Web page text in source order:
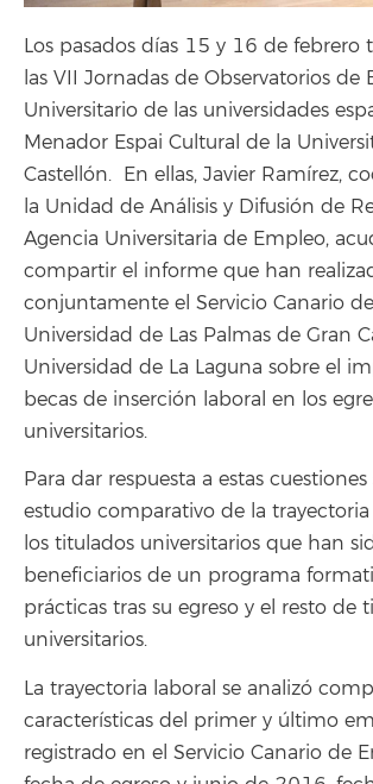
Los pasados días 15 y 16 de febrero
las VII Jornadas de Observatorios de
Universitario de las universidades
Menador Espai Cultural de la
Castellón. En ellas, Javier Ramírez,
la Unidad de Análisis y Difusión de
Agencia Universitaria de Empleo,
compartir el informe que han
conjuntamente el Servicio Canario
Universidad de Las Palmas de Gran
Universidad de La Laguna sobre el
becas de inserción laboral en los
universitarios.
Para dar respuesta a estas
estudio comparativo de la
los titulados universitarios que han
beneficiarios de un programa
prácticas tras su egreso y el resto de
universitarios.
La trayectoria laboral se analizó
características del primer y último
registrado en el Servicio Canario de